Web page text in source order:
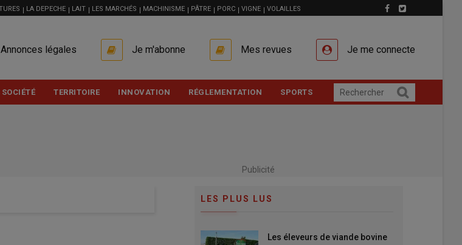
LA DEPECHE LAIT LES MARCHÉS MACHINISME PÂTRE PORC VIGNE VOLAILLES
Annonces légales Je m'abonne Mes revues Je me connecte
TERRITOIRE INNOVATION RÉGLEMENTATION SPORTS
Publicité
LES PLUS LUS
Les éleveurs de viande bovine